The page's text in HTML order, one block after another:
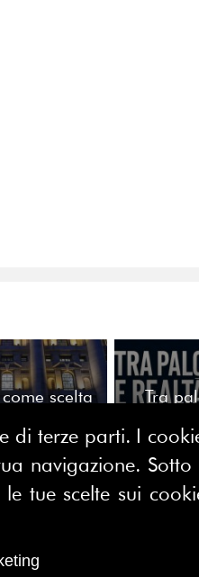
scelta
Tra
di terze parti. I
navigazione.
tue scelte sui